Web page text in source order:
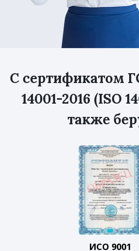
С сертификатом
14001-2016 (ISO
также
ИСО 9001